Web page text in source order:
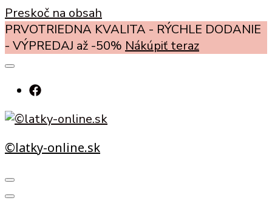
Preskoč na obsah
PRVOTRIEDNA KVALITA - RÝCHLE DODANIE
- VÝPREDAJ až -50% Nákúpiť teraz
©latky-online.sk